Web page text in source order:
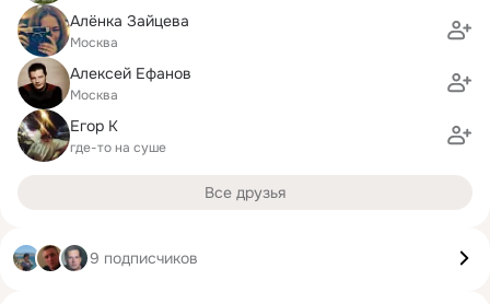
Алёнка Зайцева
Москва
Алексей Ефанов
Москва
Егор К
где-то на суше
Все друзья
9 подписчиков